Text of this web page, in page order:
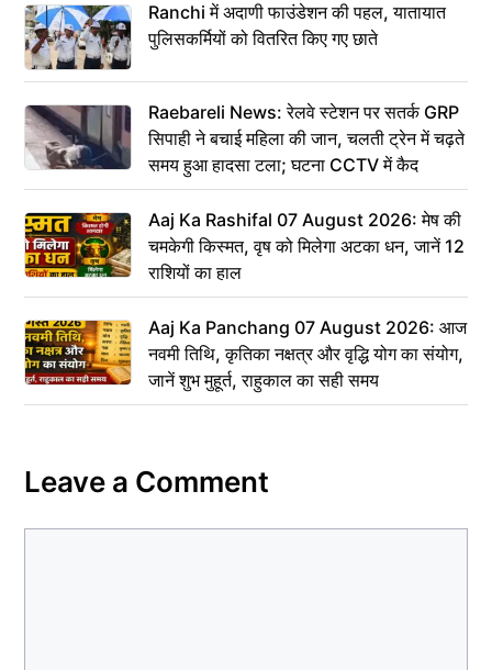
Ranchi में अदाणी फाउंडेशन की पहल, यातायात
पुलिसकर्मियों को वितरित किए गए छाते
Raebareli News: रेलवे स्टेशन पर सतर्क GRP
सिपाही ने बचाई महिला की जान, चलती ट्रेन में चढ़ते
समय हुआ हादसा टला; घटना CCTV में कैद
Aaj Ka Rashifal 07 August 2026: मेष की
चमकेगी किस्मत, वृष को मिलेगा अटका धन, जानें 12
राशियों का हाल
Aaj Ka Panchang 07 August 2026: आज
नवमी तिथि, कृतिका नक्षत्र और वृद्धि योग का संयोग,
जानें शुभ मुहूर्त, राहुकाल का सही समय
Leave a Comment